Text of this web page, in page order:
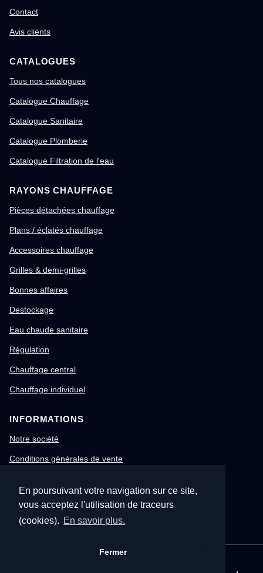
En poursuivant votre navigation sur ce site,
vous acceptez l'utilisation de traceurs
(cookies). En savoir plus.
Fermer
Contact
Avis clients
CATALOGUES
Tous nos catalogues
Catalogue Chauffage
Catalogue Sanitaire
Catalogue Plomberie
Catalogue Filtration de l'eau
RAYONS CHAUFFAGE
Pièces détachées chauffage
Plans / éclatés chauffage
Accessoires chauffage
Grilles & demi-grilles
Bonnes affaires
Destockage
Eau chaude sanitaire
Régulation
Chauffage central
Chauffage individuel
INFORMATIONS
Notre société
Conditions générales de vente
Gestion des cookies
Confidentialité & RGPD